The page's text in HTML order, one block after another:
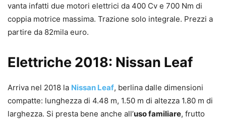
vanta infatti due motori elettrici da 400 Cv e 700 Nm di
coppia motrice massima. Trazione solo integrale. Prezzi a
partire da 82mila euro.
Elettriche 2018: Nissan Leaf
Arriva nel 2018 la Nissan Leaf, berlina dalle dimensioni
compatte: lunghezza di 4.48 m, 1.50 m di altezza 1.80 m di
larghezza. Si presta bene anche all’uso familiare, frutto